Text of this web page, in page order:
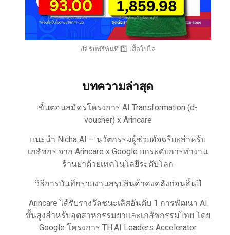
🎁 รับฟรีทันที 1️⃣ เสื้อโปโล
บทความล่าสุด
ขั้นตอนสมัครโครงการ AI Transformation (d-
voucher) x Arincare
แนะนำ Nicha AI – นวัตกรรมผู้ช่วยอัจฉริยะสำหรับ
เภสัชกร จาก Arincare x Google ยกระดับการทำงาน
ร้านยาด้วยเทคโนโลยีระดับโลก
วิธีการบันทึกรายงานสรุปสินค้าคงคลังก่อนสิ้นปี
Arincare ได้รับรางวัลชนะเลิศอันดับ 1 การพัฒนา AI
ขั้นสูงสำหรับอุตสาหกรรมยาและเภสัชกรรมไทย โดย
Google โครงการ TH.AI Leaders Accelerator